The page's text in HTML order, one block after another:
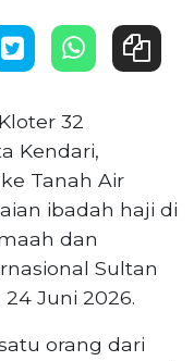
32
Kendari,
Tanah Air
ibadah haji di
dan
Sultan
Juni 2026.
orang dari